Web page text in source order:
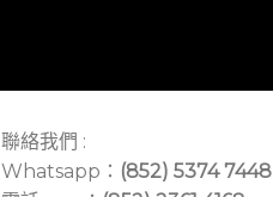
聯絡我們 :
Whatsapp： (852) 5374 7448